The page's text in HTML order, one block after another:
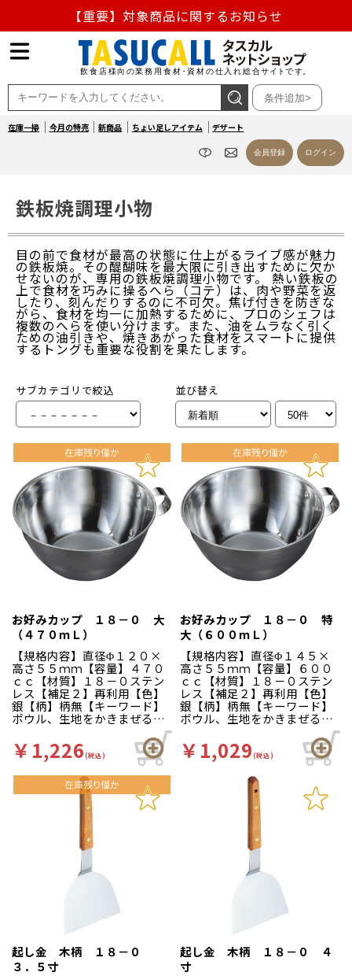
【重要】対象商品に関するお知らせ
【重要】熊本地震の影響による商品出荷停止のお知らせ
熊本県熊本地方を震源とする地震の影響によるお荷物のお
届け遅延について
条件追加>
在庫一掃 今月の特売 新商品 ちょい足しアイテム デザート
会員登録 ログイン
鉄板焼調理小物
目の前で食材が最高の状態に仕上がるライブ感が魅力
の鉄板焼。その醍醐味を最大限に引き出すために欠か
せないのが、専用の鉄板焼調理小物です。 熱い鉄板の
上で食材を巧みに操るへら（コテ）は、肉や野菜を返
したり、刻んだりするのに不可欠。焦げ付きを防ぎな
がら、食材を均一に加熱するために、プロのシェフは
複数のへらを使い分けます。また、油をムラなく引く
ための油引きや、焼きあがった食材をスマートに提供
するトングも重要な役割を果たします。
サブカテゴリで絞込 並び替え
お好みカップ １８－０ 大
（４７０ｍＬ）
【規格内容】直径Φ１２０×
高さ５５ｍｍ【容量】４７０
ｃｃ【材質】１８－０ステン
レス【補足２】再利用【色】
銀【柄】柄無【キーワード】
ボウル、生地をかきまぜる
【商品特徴】お好み焼きアイ
テムがずらり！！揃ってま
す！
￥1,226(税込)
お好みカップ １８－０ 特
大（６００ｍＬ）
【規格内容】直径Φ１４５×
高さ５５ｍｍ【容量】６００
ｃｃ【材質】１８－０ステン
レス【補足２】再利用【色】
銀【柄】柄無【キーワード】
ボウル、生地をかきまぜる
【商品特徴】お好み焼きアイ
テムがずらり！！揃ってま
す！
￥1,029(税込)
起し金 木柄 １８－０
３．５寸
起し金 木柄 １８－０ ４
寸